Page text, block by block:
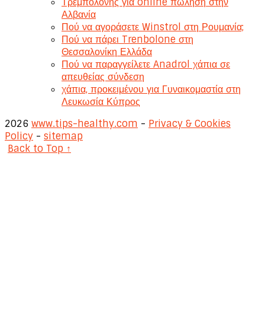
Αλβανία
Πού να αγοράσετε Winstrol στη Ρουμανία;
Πού να πάρει Trenbolone στη
Θεσσαλονίκη Ελλάδα
Πού να παραγγείλετε Anadrol χάπια σε
απευθείας σύνδεση
χάπια, προκειμένου για Γυναικομαστία στη
Λευκωσία Κύπρος
2026 www.tips-healthy.com - Privacy & Cookies
Policy - sitemap
Back to Top ↑